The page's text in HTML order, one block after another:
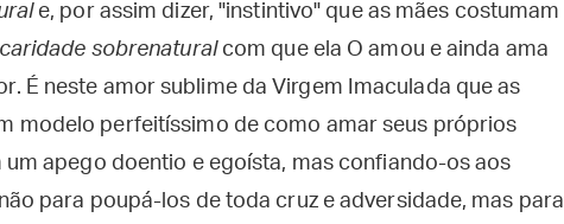
e, por assim dizer, "instintivo" que as mães costumam
caridade sobrenaturalcom que ela O amou e ainda ama
É neste amor sublime da Virgem Imaculada que as
modelo perfeitíssimo de como amar seus próprios
um apego doentio e egoísta, mas confiando-os aos
para poupá-los de toda cruz e adversidade, mas para